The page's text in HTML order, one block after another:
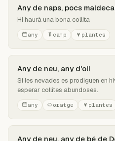
Any de naps, pocs
Hi haurà una bona collita
any camp plantes
Any de neu, any d'oli
Si les nevades es prodiguen en
esperar collites abundoses.
any oratge plantes
Any de neu, any de bé de